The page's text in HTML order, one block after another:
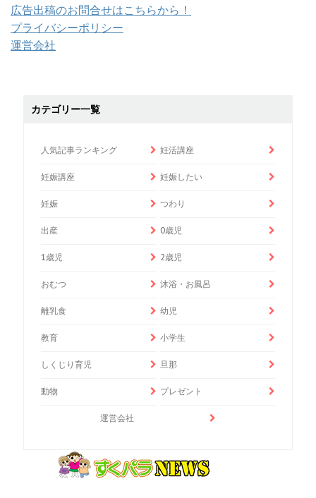
広告出稿のお問合せはこちらから！
プライバシーポリシー
運営会社
カテゴリー一覧
人気記事ランキング 妊活講座
妊娠講座 妊娠したい
妊娠 つわり
出産 0歳児
1歳児 2歳児
おむつ 沐浴・お風呂
離乳食 幼児
教育 小学生
しくじり育児 旦那
動物 プレゼント
運営会社